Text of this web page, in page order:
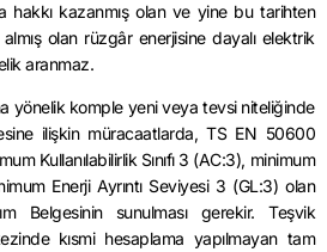
hakkı kazanmış olan ve yine bu tarihten
olan rüzgâr enerjisine dayalı elektrik
aranmaz.
yönelik komple yeni veya tevsi niteliğinde
ilişkin müracaatlarda, TS EN 50600
Kullanılabilirlik Sınıfı 3 (AC:3), minimum
Enerji Ayrıntı Seviyesi 3 (GL:3) olan
Belgesinin sunulması gerekir. Teşvik
kısmi hesaplama yapılmayan tam